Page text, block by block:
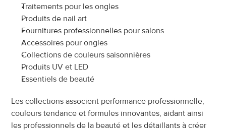
Traitements pour les ongles
Produits de nail art
Fournitures professionnelles pour salons
Accessoires pour ongles
Collections de couleurs saisonnières
Produits UV et LED
Essentiels de beauté
Les collections associent performance professionnelle,
couleurs tendance et formules innovantes, aidant ainsi
les professionnels de la beauté et les détaillants à créer